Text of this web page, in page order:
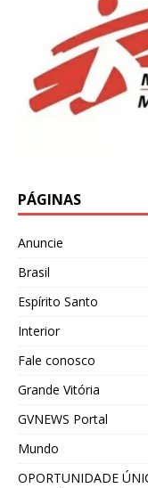
PÁGINAS
Anuncie
Brasil
Espírito Santo
Interior
Fale conosco
Grande Vitória
GVNEWS Portal
Mundo
OPORTUNIDADE